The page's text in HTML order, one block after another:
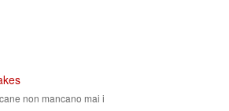
non mancano mai i